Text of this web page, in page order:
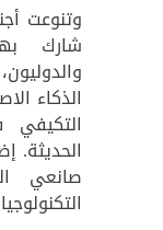
وتنوعت
شارك
الذكاء
الحديثة.
صانعي